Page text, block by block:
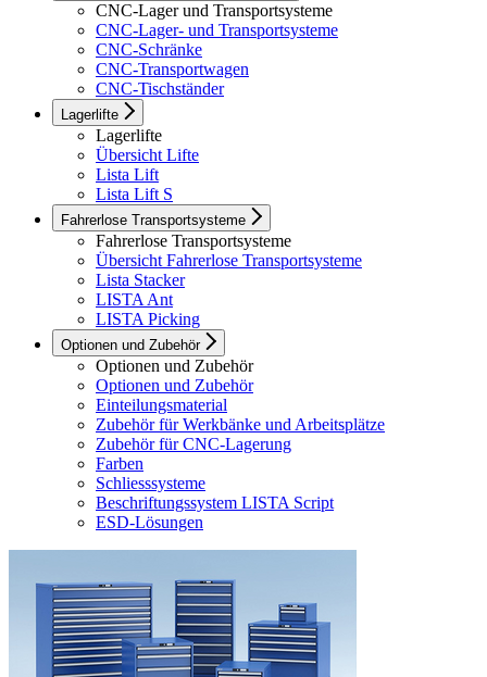
CNC-Lager und Transportsysteme
CNC-Lager- und Transportsysteme
CNC-Schränke
CNC-Transportwagen
CNC-Tischständer
Lagerlifte
Lagerlifte
Übersicht Lifte
Lista Lift
Lista Lift S
Fahrerlose Transportsysteme
Fahrerlose Transportsysteme
Übersicht Fahrerlose Transportsysteme
Lista Stacker
LISTA Ant
LISTA Picking
Optionen und Zubehör
Optionen und Zubehör
Optionen und Zubehör
Einteilungsmaterial
Zubehör für Werkbänke und Arbeitsplätze
Zubehör für CNC-Lagerung
Farben
Schliesssysteme
Beschriftungssystem LISTA Script
ESD-Lösungen